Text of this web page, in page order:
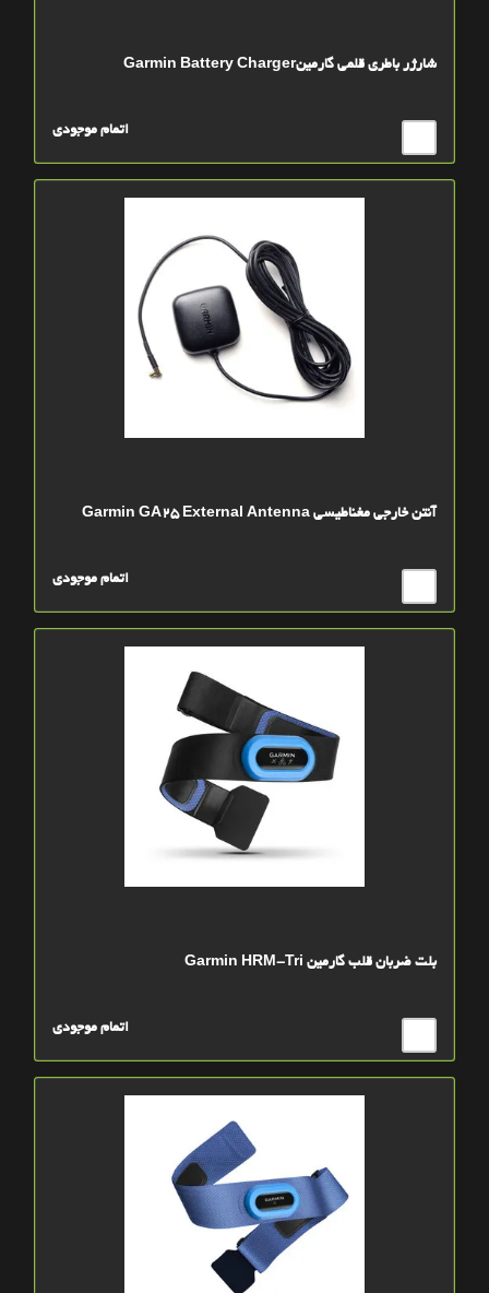
شارژر باطری قلمی گارمینGarmin Battery Charger
اتمام موجودی
آنتن خارجي مغناطيسي Garmin GA25 External Antenna
اتمام موجودی
بلت ضربان قلب گارمین Garmin HRM-Tri
اتمام موجودی